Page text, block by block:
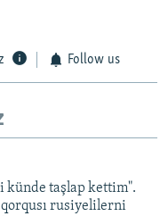
Follow us
künde taşlap kettim".
rusiyelilerni